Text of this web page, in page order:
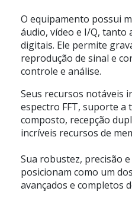
O equipamento possui
áudio, vídeo e I/Q, tanto
digitais. Ele permite
reprodução de sinal e
controle e análise.
Seus recursos notáveis
espectro FFT, suporte a
composto, recepção
incríveis recursos de
Sua robustez, precisão
posicionam como um
avançados e completos